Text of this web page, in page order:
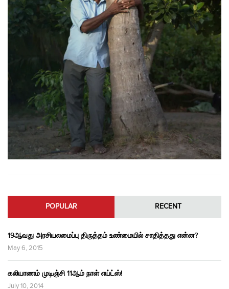
POPULAR RECENT
19ஆவது அரசியலமைப்பு திருத்தம் உண்மையில் சாதித்தது என்ன?
May 6, 2015
கலியாணம் முடிஞ்சி 11ஆம் நாள் எய்ட்ஸ்!
July 10, 2014